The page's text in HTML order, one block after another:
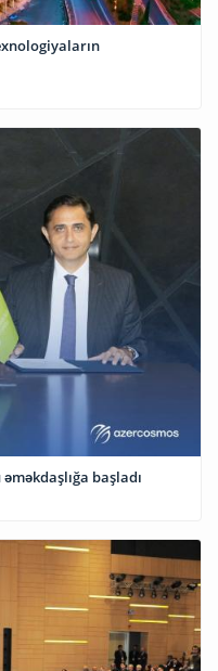
başladı